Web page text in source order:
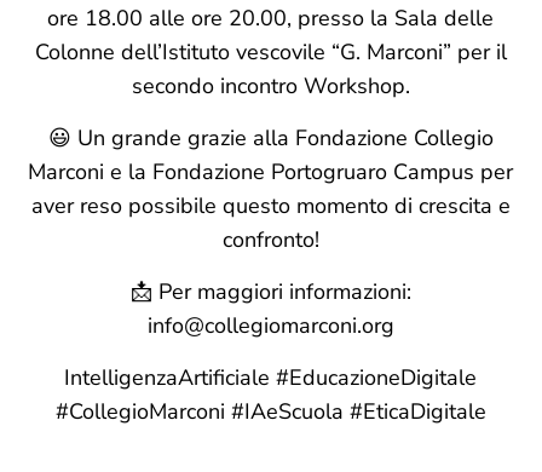
ore 18.00 alle ore 20.00, presso la Sala delle
Colonne dell’Istituto vescovile “G. Marconi” per il
secondo incontro Workshop.
😃 Un grande grazie alla Fondazione Collegio
Marconi e la Fondazione Portogruaro Campus per
aver reso possibile questo momento di crescita e
confronto!
📩 Per maggiori informazioni:
info@collegiomarconi.org
IntelligenzaArtificiale #EducazioneDigitale
#CollegioMarconi #IAeScuola #EticaDigitale